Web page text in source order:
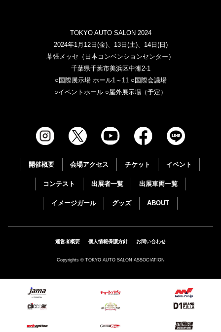
TOKYO AUTO SALON 2024
2024年1月12日(金)、13日(土)、14日(日)
幕張メッセ（日本コンベンションセンター）
千葉県千葉市美浜区中瀬2-1
○国際展示場 ホール1～11 ○国際会議場
○イベントホール ○屋外展示場（予定）
開催概要 会場アクセス チケット イベント
コンテスト 出展者一覧 出展車両一覧
イメージガール グッズ ABOUT
運営者概要 個人情報保護方針 お問い合わせ
Copyrights © TOKYO AUTO SALON ASSOCIATION